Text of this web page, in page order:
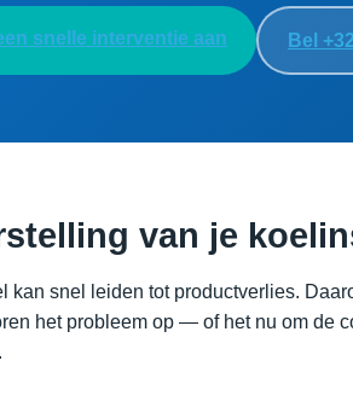
snelle interventie aan Bel
van je
kan snel leiden tot productverlies.
het probleem op — of het nu om de